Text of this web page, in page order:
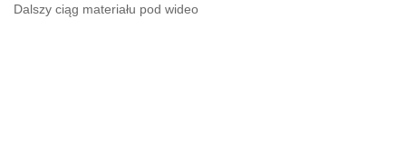
Dalszy ciąg materiału pod wideo